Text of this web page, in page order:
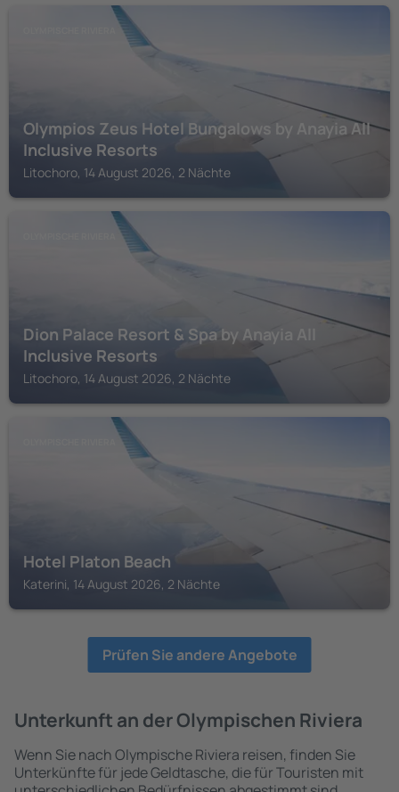
Olympios Zeus Hotel Bungalows by Anayia All
Inclusive Resorts
Litochoro, 14 August 2026, 2 Nächte
Dion Palace Resort & Spa by Anayia All
Inclusive Resorts
Litochoro, 14 August 2026, 2 Nächte
Hotel Platon Beach
Katerini, 14 August 2026, 2 Nächte
Prüfen Sie andere Angebote
Unterkunft an der Olympischen Riviera
Wenn Sie nach Olympische Riviera reisen, finden Sie
Unterkünfte für jede Geldtasche, die für Touristen mit